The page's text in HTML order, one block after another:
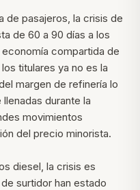
de pasajeros, la crisis de
de 60 a 90 días a los
compartida de
titulares ya no es la
margen de refinería lo
durante la
movimientos
del precio minorista.
diesel, la crisis es
surtidor han estado